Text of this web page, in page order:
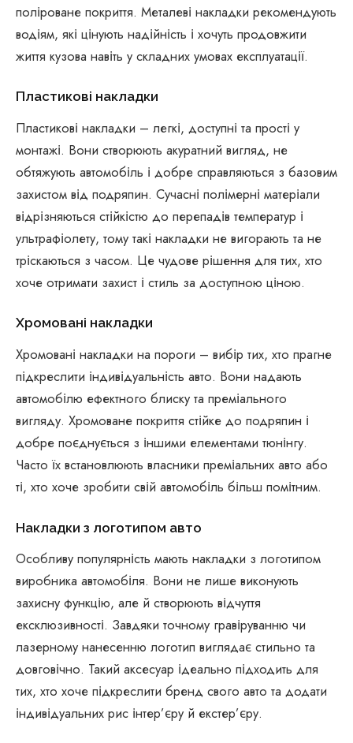
поліроване покриття. Металеві накладки рекомендують
водіям, які цінують надійність і хочуть продовжити
життя кузова навіть у складних умовах експлуатації.
Пластикові накладки
Пластикові накладки – легкі, доступні та прості у
монтажі. Вони створюють акуратний вигляд, не
обтяжують автомобіль і добре справляються з базовим
захистом від подряпин. Сучасні полімерні матеріали
відрізняються стійкістю до перепадів температур і
ультрафіолету, тому такі накладки не вигорають та не
тріскаються з часом. Це чудове рішення для тих, хто
хоче отримати захист і стиль за доступною ціною.
Хромовані накладки
Хромовані накладки на пороги – вибір тих, хто прагне
підкреслити індивідуальність авто. Вони надають
автомобілю ефектного блиску та преміального
вигляду. Хромоване покриття стійке до подряпин і
добре поєднується з іншими елементами тюнінгу.
Часто їх встановлюють власники преміальних авто або
ті, хто хоче зробити свій автомобіль більш помітним.
Накладки з логотипом авто
Особливу популярність мають накладки з логотипом
виробника автомобіля. Вони не лише виконують
захисну функцію, але й створюють відчуття
ексклюзивності. Завдяки точному гравіруванню чи
лазерному нанесенню логотип виглядає стильно та
довговічно. Такий аксесуар ідеально підходить для
тих, хто хоче підкреслити бренд свого авто та додати
індивідуальних рис інтер’єру й екстер’єру.